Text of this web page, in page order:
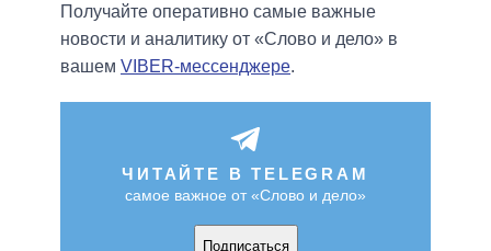
Получайте оперативно самые важные
новости и аналитику от «Слово и дело» в
вашем VIBER-мессенджере.
ЧИТАЙТЕ В TELEGRAM
самое важное от «Слово и дело»
Подписаться